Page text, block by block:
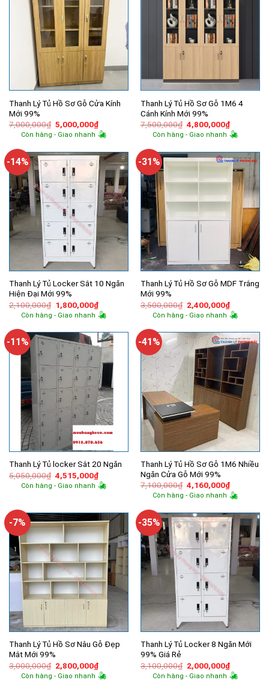
Thanh Lý Tủ Hồ Sơ Gỗ Cửa Kính
Mới 99%
7,000,000₫ Giá
gốc
là:
5,000,000₫Giá
hiện
tại
5,000,000₫.
Còn hàng - Giao nhanh
Thanh Lý Tủ Hồ Sơ Gỗ 1M6 4
Cánh Kính Mới 99%
7,500,000₫ Giá
gốc
là:
4,800,000₫Giá
hiện
tại
Còn hàng - Giao nhanh
-14%
Thanh Lý Tủ Locker Sắt 10 Ngăn
Hiện Đại Mới 99%
2,100,000₫ Giá
gốc
là:
1,800,000₫Giá
hiện
tại
1,800,000₫.
Còn hàng - Giao nhanh
-31%
Thanh Lý Tủ Hồ Sơ Gỗ MDF Trắng
Mới 99%
3,500,000₫ Giá
gốc
là:
2,400,000₫Giá
hiện
tại
Còn hàng - Giao nhanh
-11%
Thanh Lý Tủ locker Sắt 20 Ngăn
5,050,000₫ Giá
gốc
là:
4,515,000₫Giá
hiện
tại
Còn hàng - Giao nhanh
-41%
Thanh Lý Tủ Hồ Sơ Gỗ 1M6 Nhiều
Ngăn Cửa Gỗ Mới 99%
7,100,000₫ Giá
gốc
là:
4,160,000₫Giá
hiện
tại
Còn hàng - Giao nhanh
-7%
Thanh Lý Tủ Hồ Sơ Nâu Gỗ Đẹp
Mắt Mới 99%
3,000,000₫ Giá
gốc
là:
2,800,000₫Giá
hiện
tại
Còn hàng - Giao nhanh
-35%
Thanh Lý Tủ Locker 8 Ngăn Mới
99% Giá Rẻ
3,100,000₫ Giá
gốc
là:
2,000,000₫Giá
hiện
tại
Còn hàng - Giao nhanh